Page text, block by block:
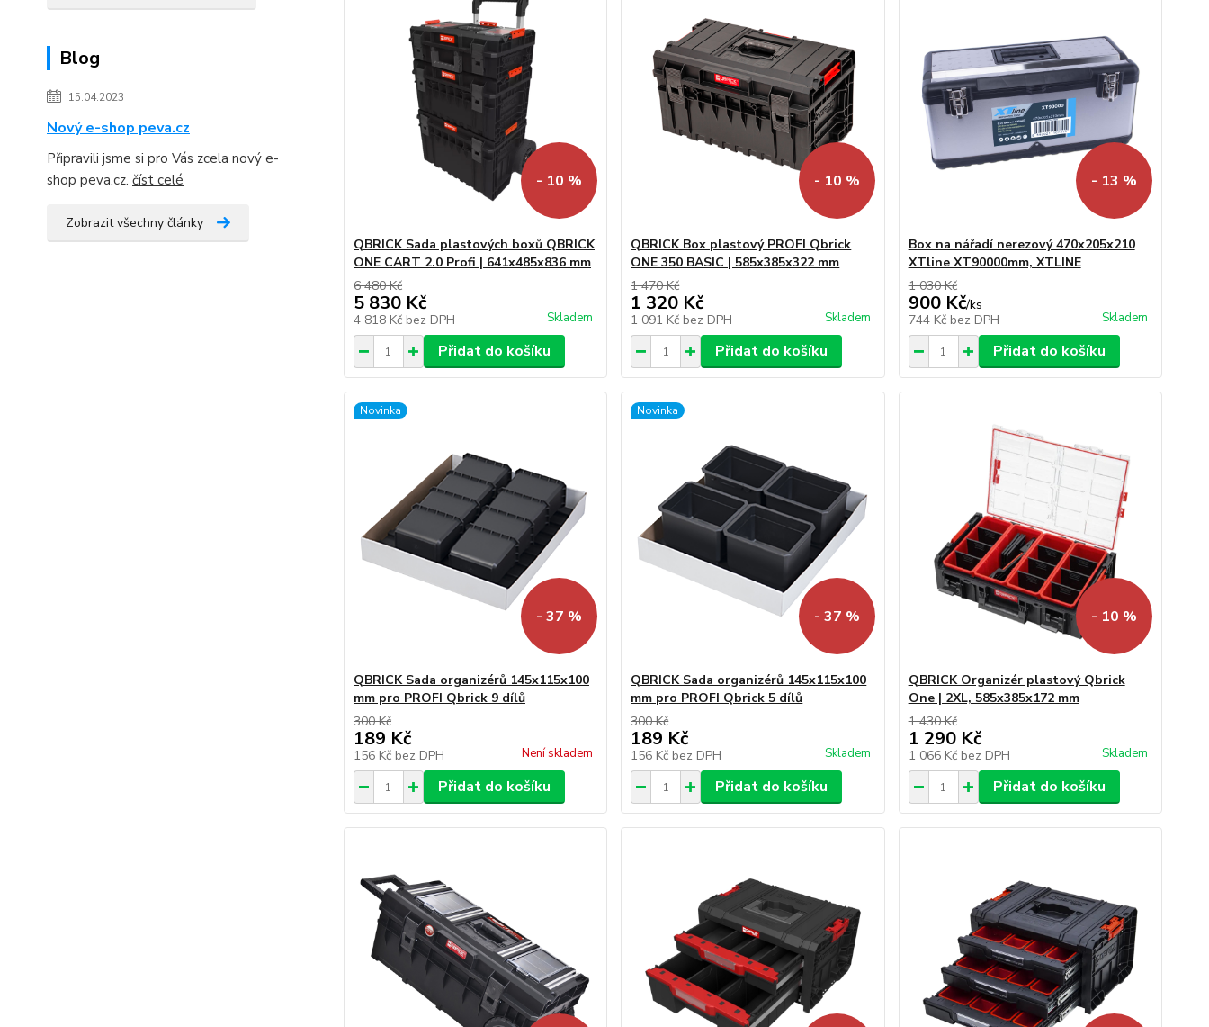
Blog
15.04.2023
Nový e-shop peva.cz
Připravili jsme si pro Vás zcela nový e-
shop peva.cz. číst celé
Zobrazit všechny články
- 10 %
QBRICK Sada plastových boxů QBRICK
ONE CART 2.0 Profi | 641x485x836 mm
6 480 Kč
5 830 Kč
4 818 Kč bez DPH Skladem
Přidat do košíku
- 10 %
QBRICK Box plastový PROFI Qbrick
ONE 350 BASIC | 585x385x322 mm
1 470 Kč
1 320 Kč
1 091 Kč bez DPH Skladem
Přidat do košíku
- 13 %
Box na nářadí nerezový 470x205x210
XTline XT90000mm, XTLINE
1 030 Kč
900 Kč/ks
744 Kč bez DPH Skladem
Přidat do košíku
Novinka
- 37 %
QBRICK Sada organizérů 145x115x100
mm pro PROFI Qbrick 9 dílů
300 Kč
189 Kč
156 Kč bez DPH Není skladem
Přidat do košíku
Novinka
- 37 %
QBRICK Sada organizérů 145x115x100
mm pro PROFI Qbrick 5 dílů
300 Kč
189 Kč
156 Kč bez DPH Skladem
Přidat do košíku
- 10 %
QBRICK Organizér plastový Qbrick
One | 2XL, 585x385x172 mm
1 430 Kč
1 290 Kč
1 066 Kč bez DPH Skladem
Přidat do košíku